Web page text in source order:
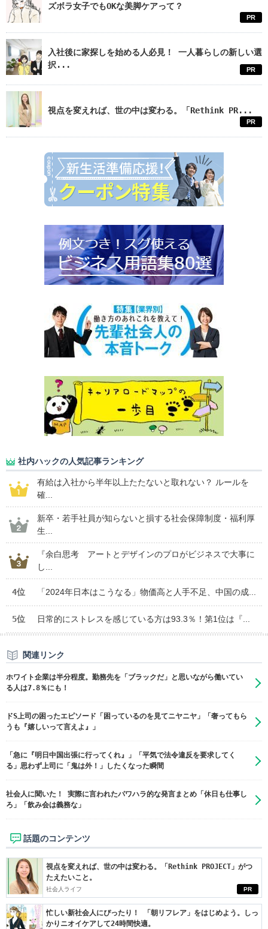
ズボラ女子でもOKな美脚ケアって？
PR
入社後に家探しを始める人必見！ 一人暮らしの新しい選
択...
PR
視点を変えれば、世の中は変わる。「Rethink PR...
PR
社内ハックの人気記事ランキング
有給は入社から半年以上たたないと取れない？ ルールを
確...
新卒・若手社員が知らないと損する社会保障制度・福利厚
生...
『余白思考 アートとデザインのプロがビジネスで大事に
し...
4位 「2024年日本はこうなる」物価高と人手不足、中国の成...
5位 日常的にストレスを感じている方は93.3％！第1位は『...
関連リンク
ホワイト企業は半分程度。勤務先を「ブラックだ」と思いながら働いてい
る人は7.8％にも！
ドS上司の困ったエピソード「困っているのを見てニヤニヤ」「奢ってもら
うも『嬉しいって言えよ』」
「急に『明日中国出張に行ってくれ』」「平気で法令違反を要求してく
る」思わず上司に「鬼は外！」したくなった瞬間
社会人に聞いた！ 実際に言われたパワハラ的な発言まとめ「休日も仕事し
ろ」「飲み会は義務な」
話題のコンテンツ
PR
視点を変えれば、世の中は変わる。「Rethink PROJECT」がつ
たえたいこと。
社会人ライフ
忙しい新社会人にぴったり！ 「朝リフレア」をはじめよう。しっ
かりニオイケアして24時間快適。